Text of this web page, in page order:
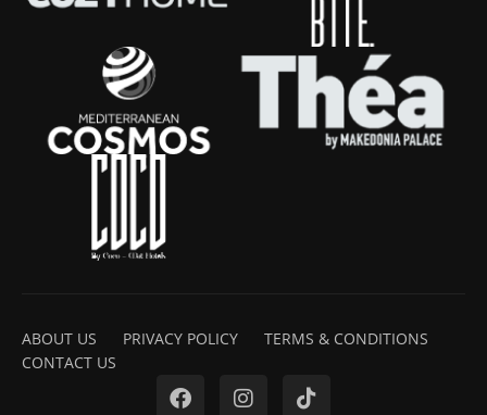
ABOUT US PRIVACY POLICY
TERMS & CONDITIONS
CONTACT US